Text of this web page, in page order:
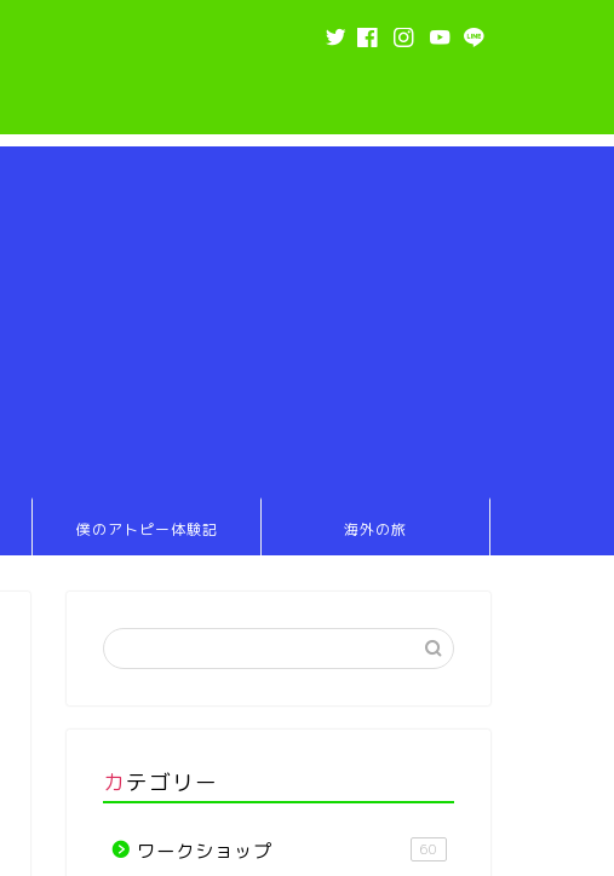
僕のアトピー体験記 海外の旅
カテゴリー
ワークショップ 60